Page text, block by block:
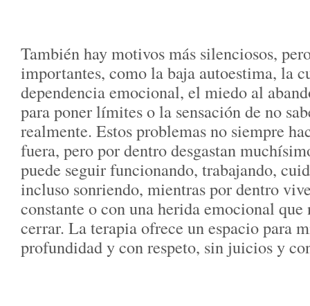
También hay motivos más silenciosos,
importantes, como la baja autoestima, la
dependencia emocional, el miedo al
para poner límites o la sensación de no
realmente. Estos problemas no siempre
fuera, pero por dentro desgastan
puede seguir funcionando, trabajando,
incluso sonriendo, mientras por dentro
constante o con una herida emocional
cerrar. La terapia ofrece un espacio para
profundidad y con respeto, sin juicios y